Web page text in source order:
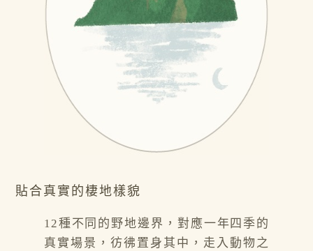
貼合真實的棲地樣貌
12種不同的野地邊界，對應一年四季的
真實場景，彷彿置身其中，走入動物之